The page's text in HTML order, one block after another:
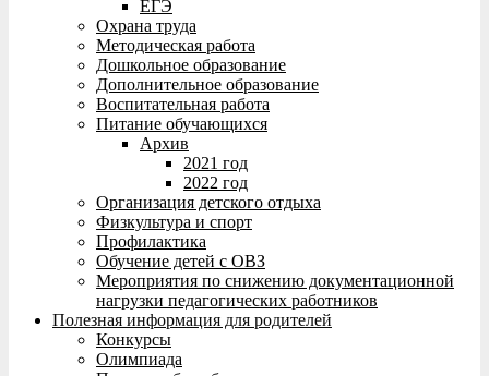
ЕГЭ
Охрана труда
Методическая работа
Дошкольное образование
Дополнительное образование
Воспитательная работа
Питание обучающихся
Архив
2021 год
2022 год
Организация детского отдыха
Физкультура и спорт
Профилактика
Обучение детей с ОВЗ
Мероприятия по снижению документационной
нагрузки педагогических работников
Полезная информация для родителей
Конкурсы
Олимпиада